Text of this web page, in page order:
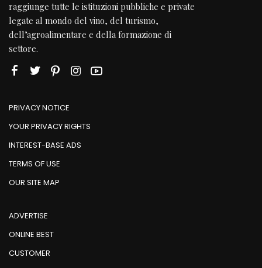
raggiunge tutte le istituzioni pubbliche e private
legate al mondo del vino, del turismo,
dell’agroalimentare e della formazione di
settore.
PRIVACY NOTICE
YOUR PRIVACY RIGHTS
INTEREST-BASE ADS
TERMS OF USE
OUR SITE MAP
ADVERTISE
ONLINE BEST
CUSTOMER